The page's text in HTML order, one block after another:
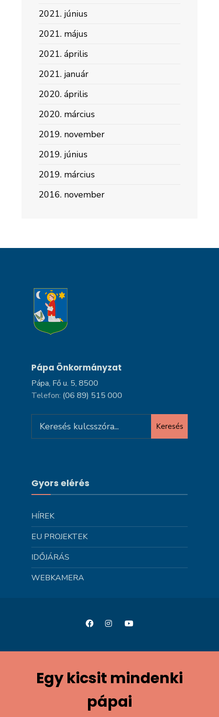
2021. június
2021. május
2021. április
2021. január
2020. április
2020. március
2019. november
2019. június
2019. március
2016. november
Pápa Önkormányzat
Pápa, Fő u. 5, 8500
Telefon: (06 89) 515 000
for:
Keresés
Gyors elérés
HÍREK
EU PROJEKTEK
IDŐJÁRÁS
WEBKAMERA
Egy kicsit mindenki
pápai